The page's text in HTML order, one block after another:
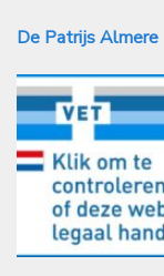
De Patrijs Almere